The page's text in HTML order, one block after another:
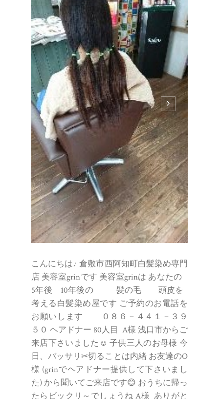
こんにちは♪ 倉敷市西阿知町白髪染め専門
店 美容室grinです 美容室grinは あなたの
5年後 10年後の 髪の毛 頭皮を
考える白髪染め屋です ご予約のお電話を
お願いします ０８６－４４１－３９
５０ ヘアドナー 80人目 A様 浅口市からご
来店下さいました☺ 子供三人のお母様 今
日、バッサリ✂切ることは内緒 お友達のO
様 (grinでヘアドナー提供して下さいまし
た) から聞いてご来店です😊 おうちに帰っ
たらビックリ～でしょうね A様 ありがと